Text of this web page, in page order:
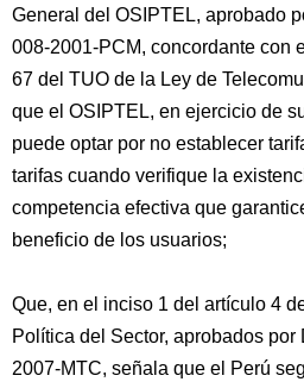
General del OSIPTEL, aprobado
008-2001-PCM, concordante con
67 del TUO de la Ley de
que el OSIPTEL, en ejercicio de
puede optar por no establecer
tarifas cuando verifique la
competencia efectiva que
beneficio de los usuarios;
Que, en el inciso 1 del artículo 4
Política del Sector, aprobados por
2007-MTC, señala que el Perú